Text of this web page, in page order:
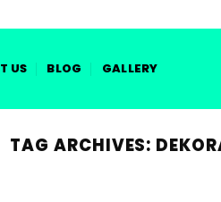
US BLOG GALLERY
TAG ARCHIVES: